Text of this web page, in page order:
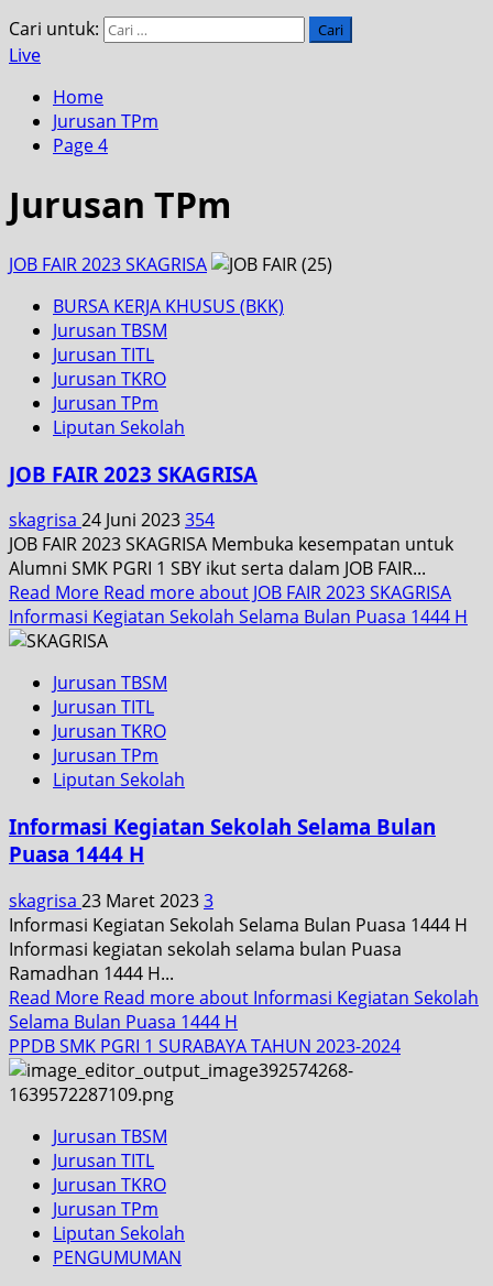
Cari untuk:
Live
Home
Jurusan TPm
Page 4
Jurusan TPm
JOB FAIR 2023 SKAGRISA
BURSA KERJA KHUSUS (BKK)
Jurusan TBSM
Jurusan TITL
Jurusan TKRO
Jurusan TPm
Liputan Sekolah
JOB FAIR 2023 SKAGRISA
skagrisa 24 Juni 2023354
JOB FAIR 2023 SKAGRISA Membuka kesempatan untuk
Alumni SMK PGRI 1 SBY ikut serta dalam JOB FAIR...
Read More Read more about JOB FAIR 2023 SKAGRISA
Informasi Kegiatan Sekolah Selama Bulan Puasa 1444 H
Jurusan TBSM
Jurusan TITL
Jurusan TKRO
Jurusan TPm
Liputan Sekolah
Informasi Kegiatan Sekolah Selama Bulan
Puasa 1444 H
skagrisa 23 Maret 20233
Informasi Kegiatan Sekolah Selama Bulan Puasa 1444 H
Informasi kegiatan sekolah selama bulan Puasa
Ramadhan 1444 H...
Read More Read more about Informasi Kegiatan Sekolah
Selama Bulan Puasa 1444 H
PPDB SMK PGRI 1 SURABAYA TAHUN 2023-2024
Jurusan TBSM
Jurusan TITL
Jurusan TKRO
Jurusan TPm
Liputan Sekolah
PENGUMUMAN